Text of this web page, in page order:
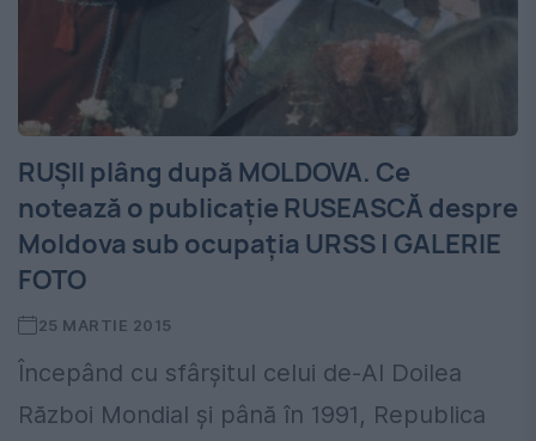
RUŞII plâng după MOLDOVA. Ce
notează o publicaţie RUSEASCĂ despre
Moldova sub ocupaţia URSS | GALERIE
FOTO
25 MARTIE 2015
Începând cu sfârşitul celui de-Al Doilea
Război Mondial şi până în 1991, Republica